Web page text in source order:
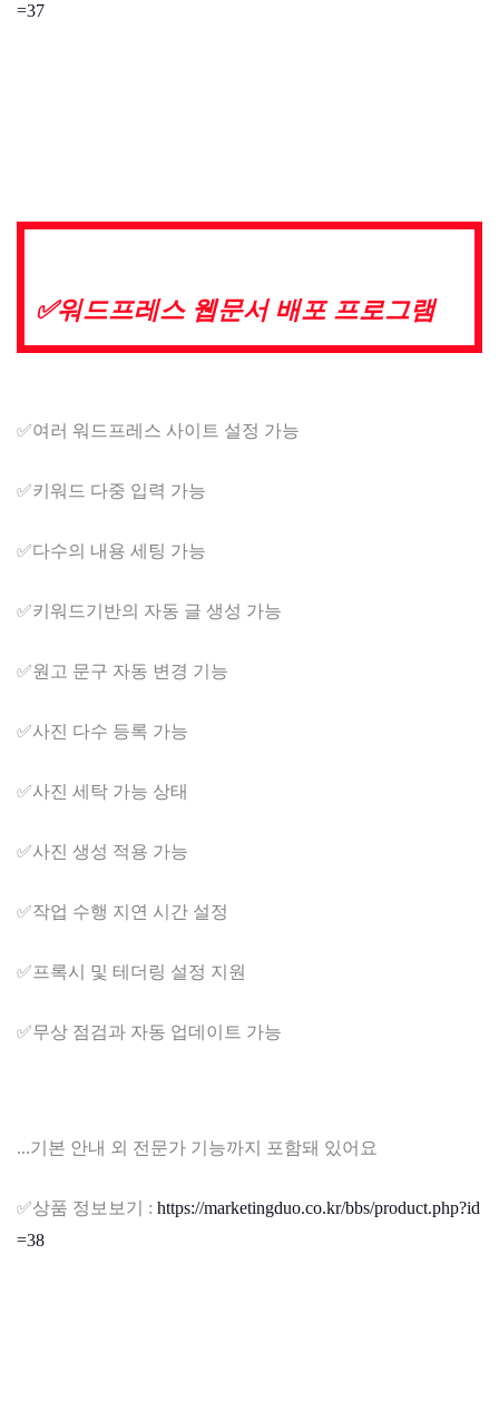
=37
✅​워드프레스 웹문서 배포 프로그램
✅​여러 워드프레스 사이트 설정 가능
✅​키워드 다중 입력 가능
✅​다수의 내용 세팅 가능
✅​키워드기반의 자동 글 생성 가능
✅​원고 문구 자동 변경 기능
✅​사진 다수 등록 가능
✅​사진 세탁 가능 상태
✅​사진 생성 적용 가능
✅​작업 수행 지연 시간 설정
✅​프록시 및 테더링 설정 지원
✅​무상 점검과 자동 업데이트 가능
...기본 안내 외 전문가 기능까지 포함돼 있어요
✅​상품 정보보기 : https://marketingduo.co.kr/bbs/product.php?id
=38